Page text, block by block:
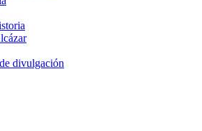
divulgación